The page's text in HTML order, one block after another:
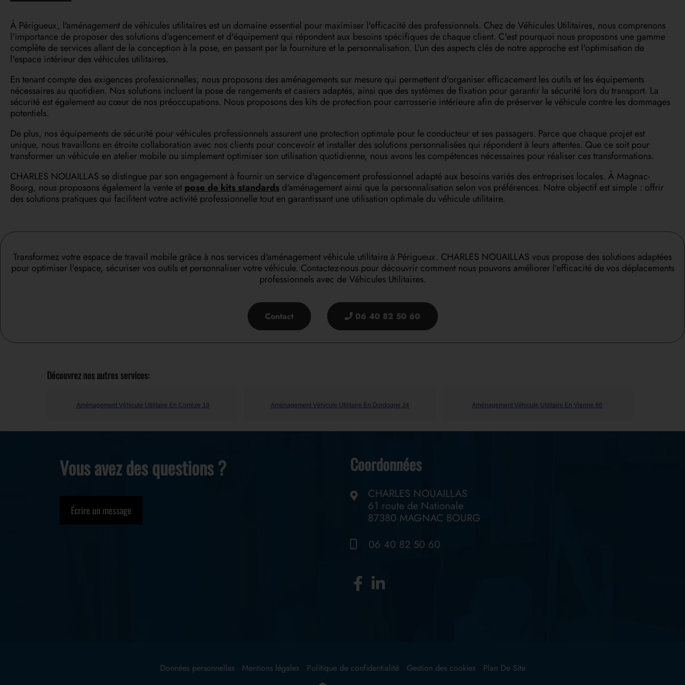
À Périgueux, l'aménagement de véhicules utilitaires est un domaine essentiel pour maximiser l'efficacité des professionnels. Chez de Véhicules Utilitaires, nous comprenons
l'importance de proposer des solutions d'agencement et d'équipement qui répondent aux besoins spécifiques de chaque client. C'est pourquoi nous proposons une gamme
complète de services allant de la conception à la pose, en passant par la fourniture et la personnalisation. L'un des aspects clés de notre approche est l'optimisation de
l'espace intérieur des véhicules utilitaires.
En tenant compte des exigences professionnelles, nous proposons des aménagements sur mesure qui permettent d'organiser efficacement les outils et les équipements
nécessaires au quotidien. Nos solutions incluent la pose de rangements et casiers adaptés, ainsi que des systèmes de fixation pour garantir la sécurité lors du transport. La
sécurité est également au cœur de nos préoccupations. Nous proposons des kits de protection pour carrosserie intérieure afin de préserver le véhicule contre les dommages
potentiels.
De plus, nos équipements de sécurité pour véhicules professionnels assurent une protection optimale pour le conducteur et ses passagers. Parce que chaque projet est
unique, nous travaillons en étroite collaboration avec nos clients pour concevoir et installer des solutions personnalisées qui répondent à leurs attentes. Que ce soit pour
transformer un véhicule en atelier mobile ou simplement optimiser son utilisation quotidienne, nous avons les compétences nécessaires pour réaliser ces transformations.
CHARLES NOUAILLAS se distingue par son engagement à fournir un service d'agencement professionnel adapté aux besoins variés des entreprises locales. À Magnac-
Bourg, nous proposons également la vente et pose de kits standards d'aménagement ainsi que la personnalisation selon vos préférences. Notre objectif est simple : offrir
des solutions pratiques qui facilitent votre activité professionnelle tout en garantissant une utilisation optimale du véhicule utilitaire.
Transformez votre espace de travail mobile grâce à nos services d'aménagement véhicule utilitaire à Périgueux. CHARLES NOUAILLAS vous propose des solutions adaptées
pour optimiser l'espace, sécuriser vos outils et personnaliser votre véhicule. Contactez-nous pour découvrir comment nous pouvons améliorer l'efficacité de vos déplacements
professionnels avec de Véhicules Utilitaires.
Contact 06 40 82 50 60
Découvrez nos autres services:
Aménagement Véhicule Utilitaire En Corrèze 19 Aménagement Véhicule Utilitaire En Dordogne 24 Aménagement Véhicule Utilitaire En Vienne 86
Vous avez des questions ?
Écrire un message
Coordonnées
CHARLES NOUAILLAS
61 route de Nationale
87380 MAGNAC BOURG
06 40 82 50 60
Données personnelles Mentions légales Politique de confidentialité Gestion des cookies Plan De Site